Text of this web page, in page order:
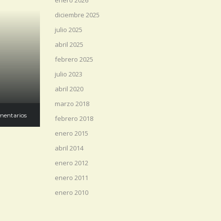
diciembre 2025
julio 2025
abril 2025
febrero 2025
julio 2023
abril 2020
marzo 2018
febrero 2018
enero 2015
abril 2014
enero 2012
enero 2011
enero 2010